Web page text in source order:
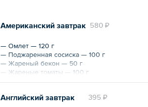
580 ₽
Американский завтрак
— Омлет — 120 г
— Поджаренная сосиска — 100 г
— Жареный бекон — 50 г
— Жареные томаты — 100 г
— Тосты — 50 г
— Масло — 10 г
395 ₽
Английский завтрак